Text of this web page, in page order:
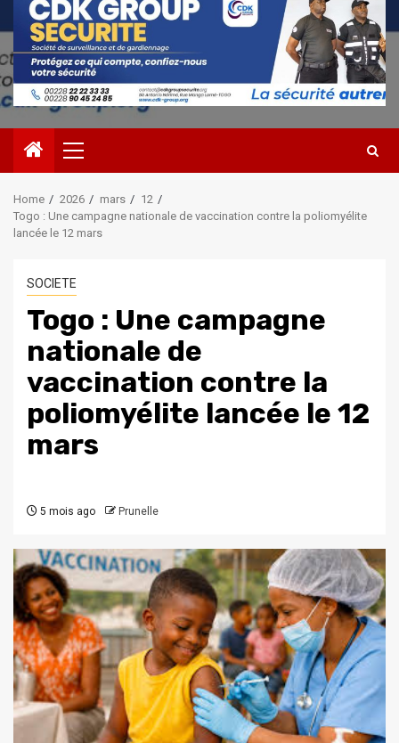
Primary
Menu
Home 2026 mars
12
Togo : Une campagne nationale de vaccination contre la poliomyélite
lancée le 12 mars
SOCIETE
Togo : Une campagne
nationale de
vaccination contre la
poliomyélite lancée le 12
mars
5 mois ago Prunelle